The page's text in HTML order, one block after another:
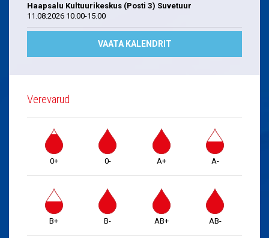
Haapsalu Kultuurikeskus (Posti 3) Suvetuur
11.08.2026 10.00-15.00
VAATA KALENDRIT
Verevarud
0+ 0- A+ A-
B+ B- AB+ AB-